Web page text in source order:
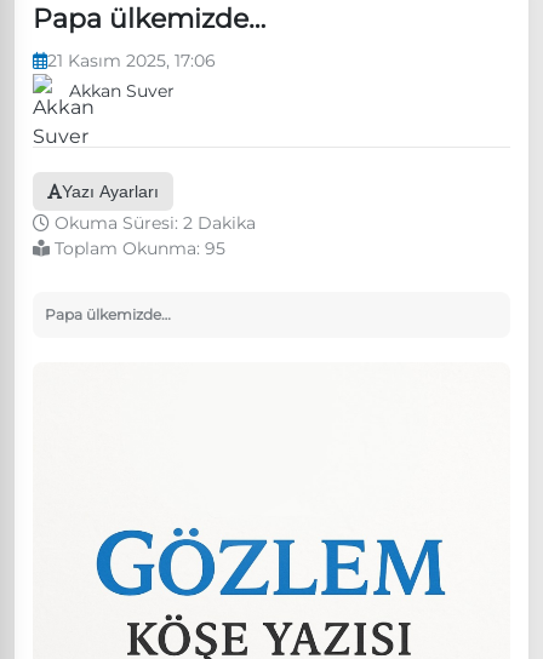
Özgür Özel, Ekrem İmamoğlu’nu ziyaret edecek
Ünlü çift bir etkinliğe daha katılmama kararı aldı
Boykot
Papa ülkemizde…
21 Kasım 2025, 17:06
Akkan Suver
Yazı Ayarları
Okuma Süresi: 2 Dakika
Toplam Okunma: 95
Papa ülkemizde…